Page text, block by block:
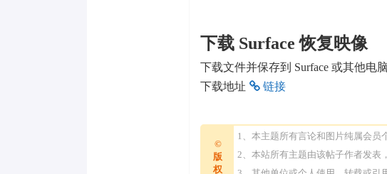
下载 Surface 恢复映像
下载文件并保存到 Surface 或其他电
下载地址
链接
©
版
权
1、本主题所有言论和图片纯属会员
2、本站所有主题由该帖子作者发表